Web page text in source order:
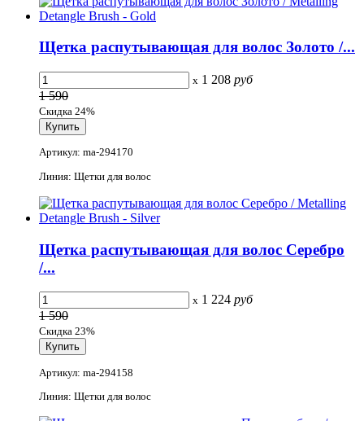
Щетка распутывающая для волос Золото /...
x 1 208 руб
1 590
Скидка 24%
Артикул: ma-294170
Линия: Щетки для волос
Щетка распутывающая для волос Серебро
/...
x 1 224 руб
1 590
Скидка 23%
Артикул: ma-294158
Линия: Щетки для волос